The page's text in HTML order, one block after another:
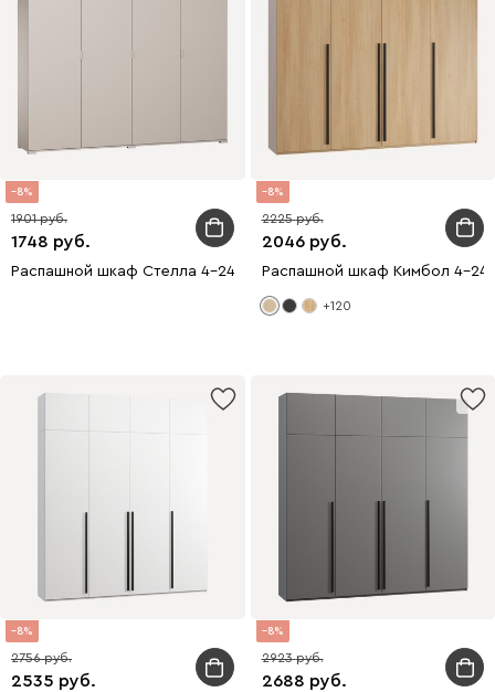
8
1748
1901
Распашной шкаф Стелла 4-240x210 Латте
8
2046
2225
Распашной шкаф Кимбол 4-
+120
8
2535
2756
8
2688
2923